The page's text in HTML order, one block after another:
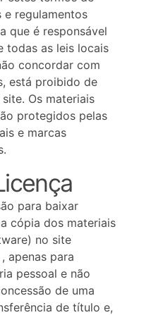
e regulamentos
que é responsável
todas as leis locais
concordar com
está proibido de
Os materiais
protegidos pelas
e marcas
para baixar
cópia dos materiais
no site
apenas para
pessoal e não
de uma
de título e,